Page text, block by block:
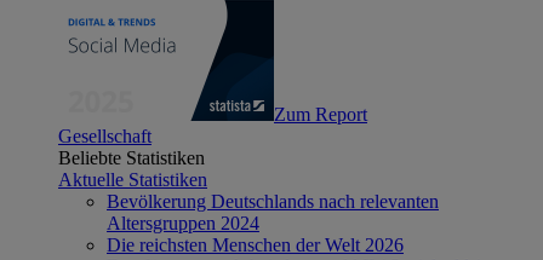
Zum Report
Gesellschaft
Beliebte Statistiken
Aktuelle Statistiken
Bevölkerung Deutschlands nach relevanten
Altersgruppen 2024
Die reichsten Menschen der Welt 2026